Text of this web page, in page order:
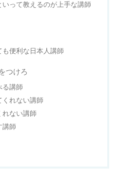
いって教えるのが上手な講師
も便利な日本人講師
つけろ
る講師
くれない講師
れない講師
講師